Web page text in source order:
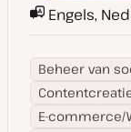
Engels,
Beheer van
E-commerce/